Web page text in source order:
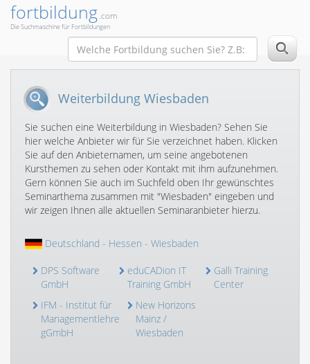
fortbildung.com
Die Suchmaschine für Fortbildungen
Weiterbildung Wiesbaden
Sie suchen eine Weiterbildung in Wiesbaden? Sehen Sie
hier welche Anbieter wir für Sie verzeichnet haben. Klicken
Sie auf den Anbieternamen, um seine angebotenen
Kursthemen zu sehen oder Kontakt mit ihm aufzunehmen.
Gern können Sie auch im Suchfeld oben Ihr gewünschtes
Seminarthema zusammen mit "Wiesbaden" eingeben und
wir zeigen Ihnen alle aktuellen Seminaranbieter hierzu.
Deutschland - Hessen - Wiesbaden
DPS Software
GmbH
eduCADion IT
Training GmbH
Galli Training
Center
IFM - Institut für
Managementlehre
gGmbH
New Horizons
Mainz /
Wiesbaden